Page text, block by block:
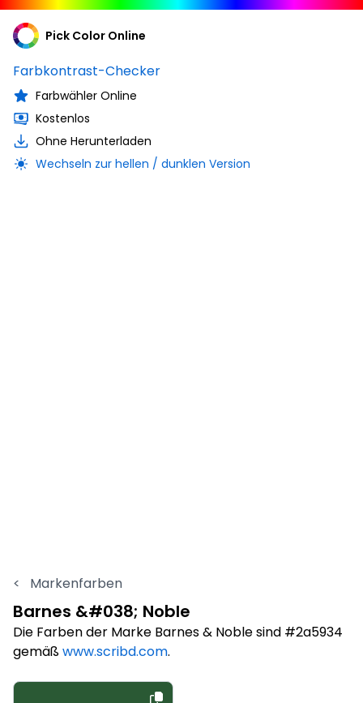
Pick Color Online
Farbkontrast-Checker
Farbwähler Online
Kostenlos
Ohne Herunterladen
Wechseln zur hellen / dunklen Version
< Markenfarben
Barnes &#038; Noble
Die Farben der Marke Barnes & Noble sind #2a5934
gemäßwww.scribd.com.